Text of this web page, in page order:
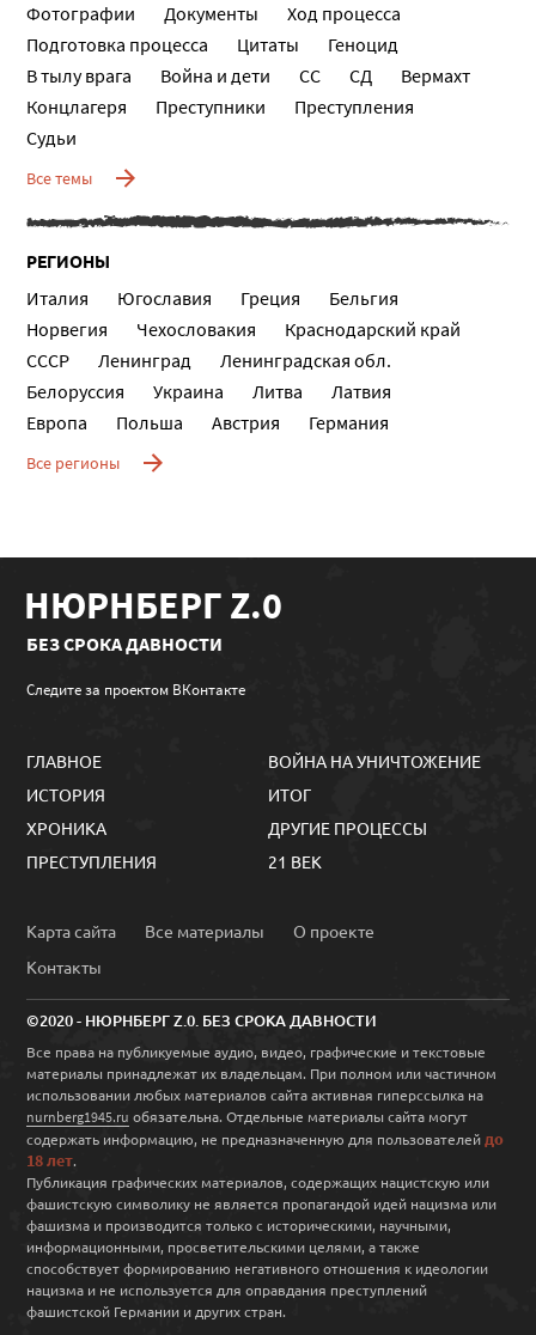
Фотографии
Документы
Ход процесса
Подготовка процесса
Цитаты
Геноцид
В тылу врага
Война и дети СС СД
Вермахт
Концлагеря
Преступники
Преступления
Судьи
Все темы
РЕГИОНЫ
Италия Югославия Греция
Бельгия
Норвегия
Чехословакия
Краснодарский край
СССР
Ленинград
Ленинградская обл.
Белоруссия
Украина Литва
Латвия
Европа
Польша Австрия Германия
Все регионы
НЮРНБЕРГ Z.0
БЕЗ СРОКА ДАВНОСТИ
Следите за проектом ВКонтакте
ГЛАВНОЕ
ИСТОРИЯ
ХРОНИКА
ПРЕСТУПЛЕНИЯ
ВОЙНА НА УНИЧТОЖЕНИЕ
ИТОГ
ДРУГИЕ ПРОЦЕССЫ
21 ВЕК
Карта сайта Все материалы
О проекте
Контакты
©2020 - НЮРНБЕРГ Z.0. БЕЗ СРОКА ДАВНОСТИ
Все права на публикуемые аудио, видео, графические и текстовые
материалы принадлежат их владельцам. При полном или частичном
использовании любых материалов сайта активная гиперссылка на
nurnberg1945.ru обязательна. Отдельные материалы сайта могут
содержать информацию, не предназначенную для пользователейдо
18 лет.
Публикация графических материалов, содержащих нацистскую или
фашистскую символику не является пропагандой идей нацизма или
фашизма и производится только с историческими, научными,
информационными, просветительскими целями, а также
способствует формированию негативного отношения к идеологии
нацизма и не используется для оправдания преступлений
фашистской Германии и других стран.